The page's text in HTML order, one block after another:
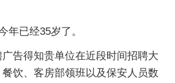
年已经35岁了。
告得知贵单位在近段时间招聘大
饮、客房部领班以及保安人员数